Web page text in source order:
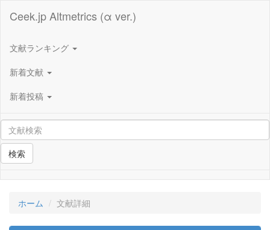
Ceek.jp Altmetrics (α ver.)
文献ランキング
新着文献
新着投稿
検索
ホーム 文献詳細